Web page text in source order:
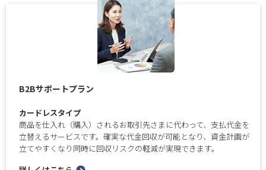
B2Bサポートプラン
カードレスタイプ
商品を仕入れ（購入）されるお取引先さまに代わって、支払代金を
立替えるサービスです。確実な代金回収が可能となり、資金計画が
立てやすくなり同時に回収リスクの軽減が実現できます。